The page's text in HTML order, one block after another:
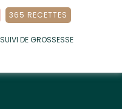
365 RECETTES
SUIVI DE GROSSESSE